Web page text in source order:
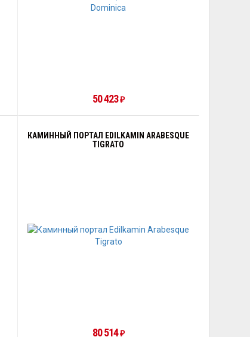
50 423₽
КАМИННЫЙ ПОРТАЛ EDILKAMIN ARABESQUE
TIGRATO
80 514₽